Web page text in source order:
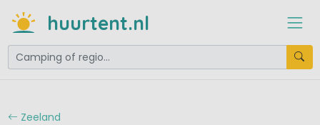
huurtent.nl
Zeeland